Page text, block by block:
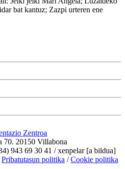
bat kantuz; Zazpi urteren ene
Zentroa
70. 20150 Villabona
943 69 30 41 / xenpelar [a bildua]
Pribatutasun politika /Cookie politika